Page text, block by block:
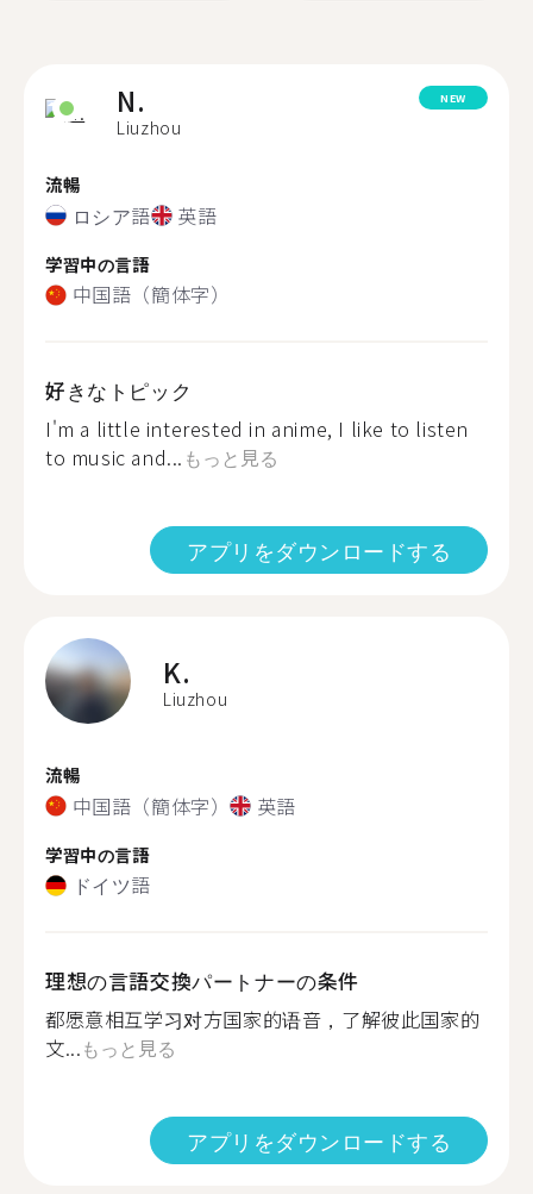
N.
Liuzhou
NEW
流暢
ロシア語 英語
学習中の言語
中国語（簡体字）
好きなトピック
I'm a little interested in anime, I like to listen
to music and... もっと見る
アプリをダウンロードする
K.
Liuzhou
流暢
中国語（簡体字） 英語
学習中の言語
ドイツ語
理想の言語交換パートナーの条件
都愿意相互学习对方国家的语音，了解彼此国家的
文...もっと見る
アプリをダウンロードする